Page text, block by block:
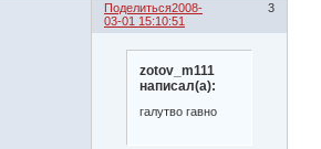
Поделиться 3
2008-
03-01 15:10:51
zotov_m111
написал(а):
галутво гавно